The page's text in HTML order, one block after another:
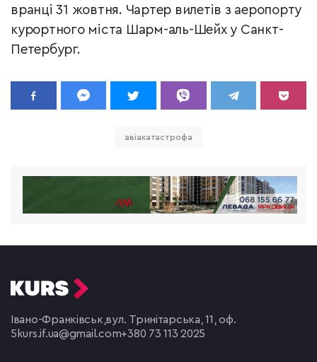
вранці 31 жовтня. Чартер вилетів з аеропорту
курортного міста Шарм-аль-Шейх у Санкт-
Петербург.
авіакатастрофа
Івано-Франківськ,вул. Тринітарська, 11, оф.
5 kurs.if.ua@gmail.com+380 73 113 2025